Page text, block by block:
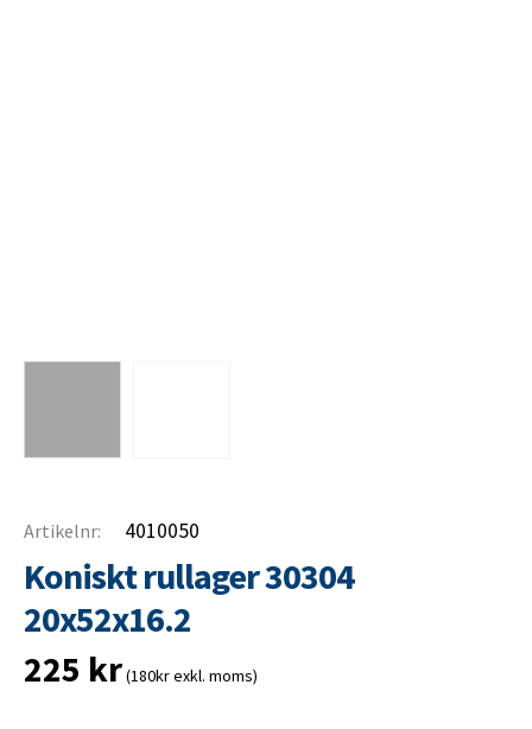
Artikelnr: 4010050
Koniskt rullager 30304
20x52x16.2
225 kr(180kr exkl. moms)